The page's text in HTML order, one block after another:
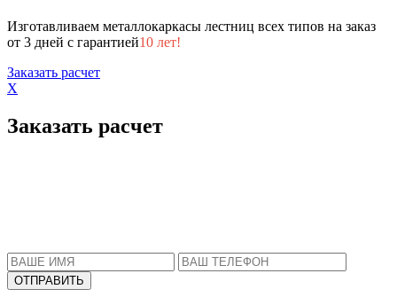
Изготавливаем металлокаркасы лестниц всех типов на заказ
от 3 дней с гарантией10 лет!
Заказать расчет
X
Заказать расчет